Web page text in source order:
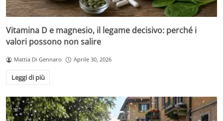
Vitamina D e magnesio, il legame decisivo: perché i
valori possono non salire
Mattia Di Gennaro Aprile 30, 2026
Leggi di più